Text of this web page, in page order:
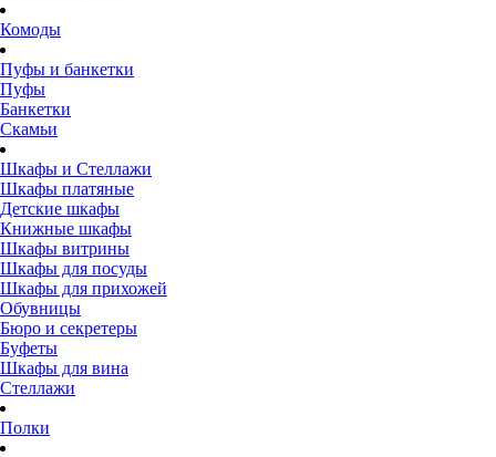
Комоды
Пуфы и банкетки
Пуфы
Банкетки
Скамьи
Шкафы и Стеллажи
Шкафы платяные
Детские шкафы
Книжные шкафы
Шкафы витрины
Шкафы для посуды
Шкафы для прихожей
Обувницы
Бюро и секретеры
Буфеты
Шкафы для вина
Стеллажи
Полки